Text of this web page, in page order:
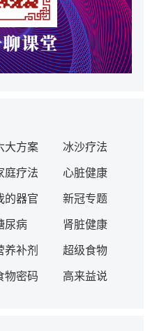
大方案 冰沙疗法
庭疗法 心脏健康
的器官 新冠专题
尿病 肾脏健康
养补剂 超级食物
物密码 高来益说